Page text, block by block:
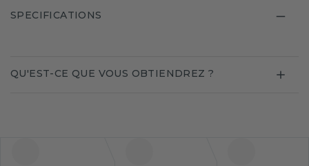
SPECIFICATIONS
QU'EST-CE QUE VOUS OBTIENDREZ ?